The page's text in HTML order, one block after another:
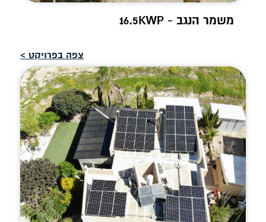
משמר הנגב - 16.5KWP
צפה בפרויקט >